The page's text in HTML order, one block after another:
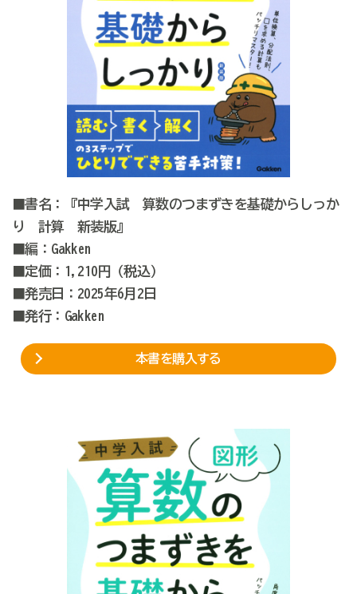
■書名：『中学入試 算数のつまずきを基礎からしっか
り 計算 新装版』
■編：Gakken
■定価：1,210円（税込）
■発売日：2025年6月2日
■発行：Gakken
本書を購入する